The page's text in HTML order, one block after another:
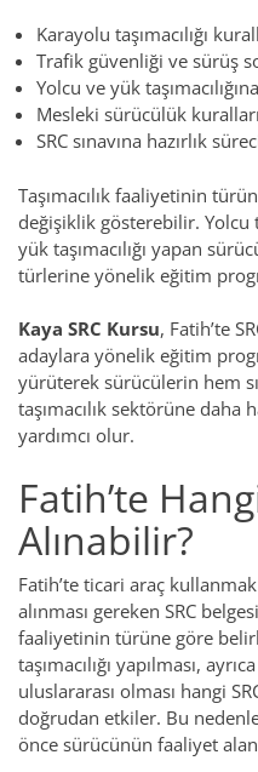
Karayolu taşımacılığı
Trafik güvenliği ve sürüş
Yolcu ve yük
Mesleki sürücülük kuralları
SRC sınavına hazırlık
Taşımacılık faaliyetinin
değişiklik gösterebilir. Yolcu
yük taşımacılığı yapan
türlerine yönelik eğitim
Kaya SRC Kursu, Fatih’te
adaylara yönelik eğitim
yürüterek sürücülerin hem
taşımacılık sektörüne daha
yardımcı olur.
Fatih’te
Alınabilir?
Fatih’te ticari araç
alınması gereken SRC
faaliyetinin türüne göre
taşımacılığı yapılması,
uluslararası olması hangi
doğrudan etkiler. Bu
önce sürücünün faaliyet